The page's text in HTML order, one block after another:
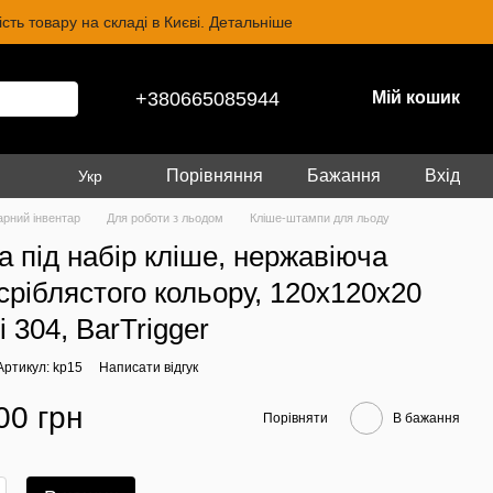
товару на складі в Києві. Детальніше
+380665085944 Мій кошик
Укр Порівняння Бажання Вхід
інвентар Для роботи з льодом Кліше-штампи для льоду
під набір кліше, нержавіюча
кольору, 120х120х20
304, BarTrigger
kp15 Написати відгук
грн Порівняти В бажання